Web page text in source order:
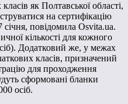
як Полтавської області,
на сертифікацію
повідомила Osvita.ua.
кількості для кожного
Додатковий же, у межах
класів, призначений
для проходження
сформовані бланки
осіб.